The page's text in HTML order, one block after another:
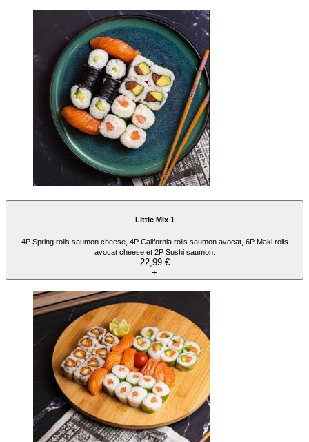
Little Mix 1
4P Spring rolls saumon cheese, 4P California rolls saumon avocat, 6P Maki rolls
avocat cheese et 2P Sushi saumon.
22,99 €
+